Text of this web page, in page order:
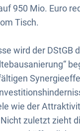
950 Mio. Euro
Tisch.
wird der DStGB
wie der
zuletzt zieht